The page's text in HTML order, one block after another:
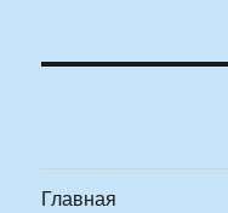
Главная